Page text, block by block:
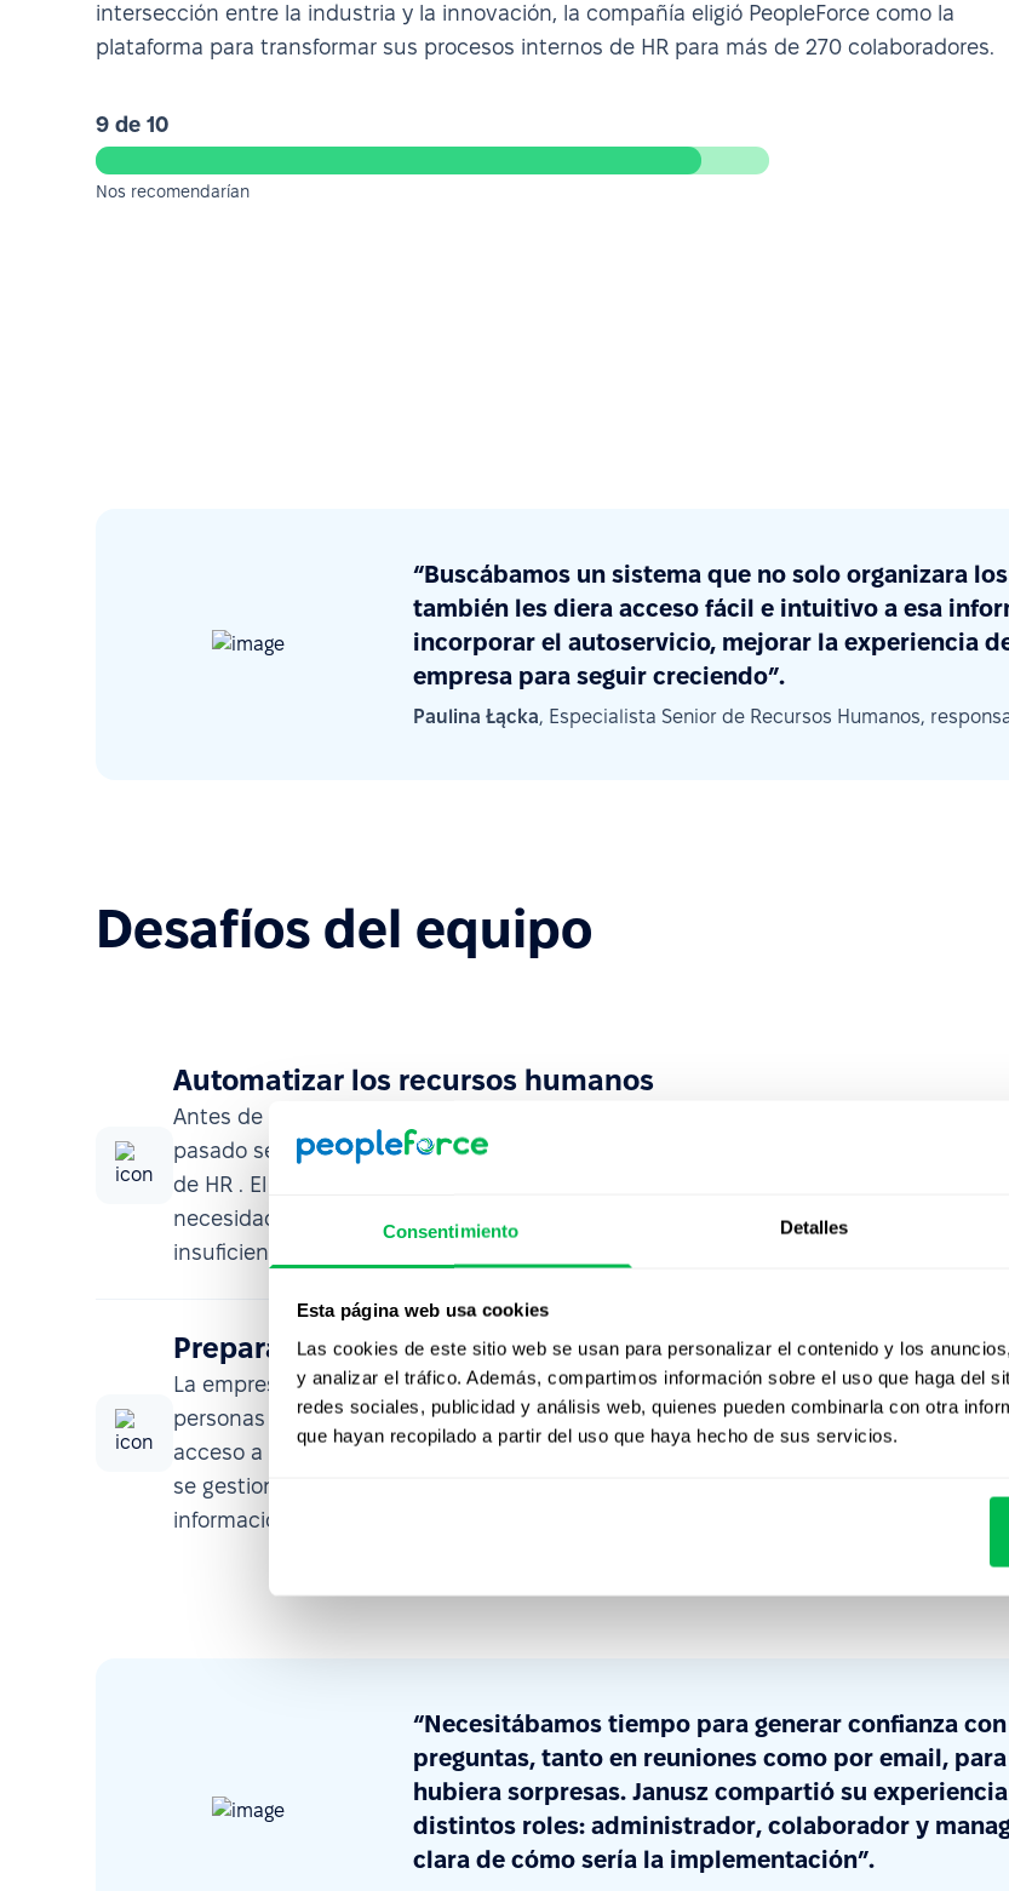
Consentimiento Detalles
Esta página web usa cookies
Las cookies de este sitio web se usan para personalizar el contenido y los
y analizar el tráfico. Además, compartimos información sobre el uso que haga del
redes sociales, publicidad y análisis web, quienes pueden combinarla con otra
que hayan recopilado a partir del uso que haya hecho de sus servicios.
intersección entre la industria y la innovación, la compañía eligió PeopleForce como la
plataforma para transformar sus procesos internos de HR para más de 270 colaboradores.
9 de 10
Nos recomendarían
“Buscábamos un sistema que no solo organizara
también les diera acceso fácil e intuitivo a esa
incorporar el autoservicio, mejorar la experiencia
empresa para seguir creciendo”.
Paulina Łącka, Especialista Senior de Recursos Humanos,
Desafíos del equipo
Automatizar los recursos humanos
Antes de implementar PeopleForce, el equipo de HR de ASTAT había
pasado seis meses intentando poner en marcha otro sistema de gestión
de HR . El proyecto no tuvo éxito debido a una mala adaptación a las
necesidades de evaluación de desempeño y a un nivel de soporte
insuficiente.
Preparar la organización para un mayor crecimiento
La empresa crecía de forma sostenida, incorporando entre 20 y 25 nuevas
personas por año. Sin herramientas digitales de HR, la comunicación, el
acceso a la información y procesos básicos como la solicitud de licencias
se gestionaban en papel o a través de un CRM. Luego, toda esa
información debía cargarse manualmente en el sistema ERP Optima.
“Necesitábamos tiempo para generar confianza
preguntas, tanto en reuniones como por email,
hubiera sorpresas. Janusz compartió su
distintos roles: administrador, colaborador y
clara de cómo sería la implementación”.